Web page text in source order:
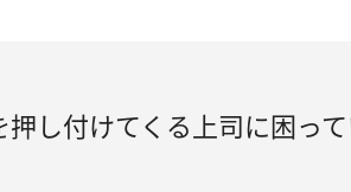
押し付けてくる上司に困っ